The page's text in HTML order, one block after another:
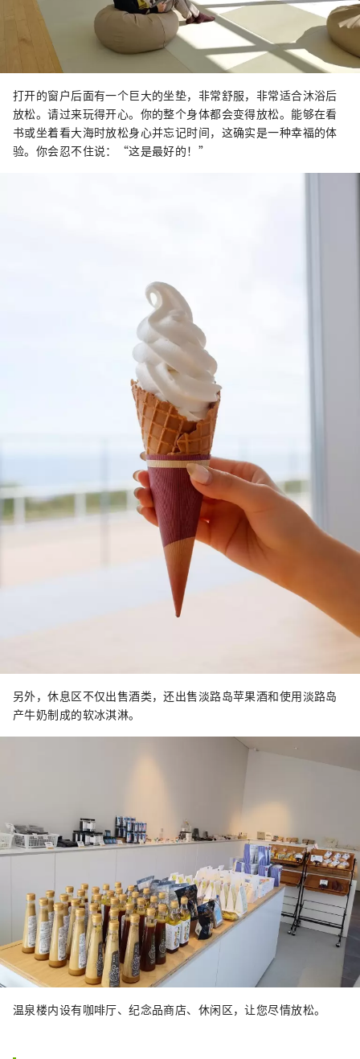
打开的窗户后面有一个巨大的坐垫，非常舒服，非常适合沐浴后
放松。请过来玩得开心。你的整个身体都会变得放松。能够在看
书或坐着看大海时放松身心并忘记时间，这确实是一种幸福的体
验。你会忍不住说：“这是最好的！”
另外，休息区不仅出售酒类，还出售淡路岛苹果酒和使用淡路岛
产牛奶制成的软冰淇淋。
温泉楼内设有咖啡厅、纪念品商店、休闲区，让您尽情放松。